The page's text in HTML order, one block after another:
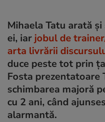
Mihaela Tatu arată
ei, iar jobul de
arta livrării
duce peste tot prin
Fosta prezentatoare
schimbarea majoră
cu 2 ani, când
alarmantă.